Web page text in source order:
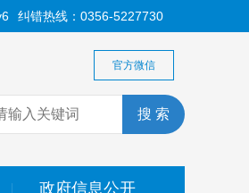
纠错热线：0356-5227730
官方微信
政府信息公开